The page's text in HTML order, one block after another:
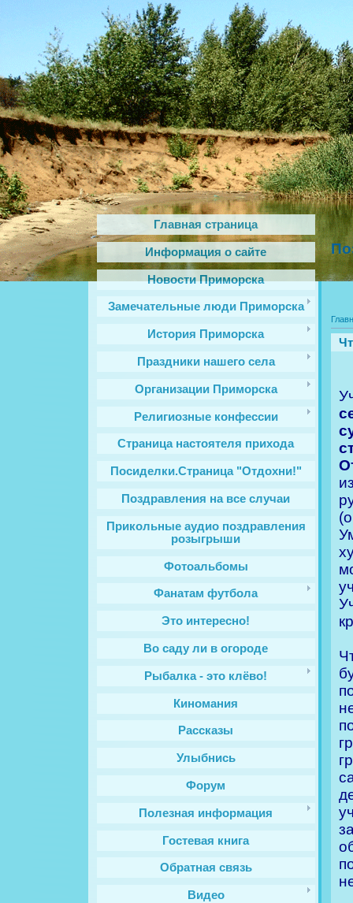
Главная страница
Информация о сайте
Новости Приморска
Замечательные люди Приморска
История Приморска
Праздники нашего села
Организации Приморска
Религиозные конфессии
Cтраница настоятеля прихода
Посиделки.Страница "Отдохни!"
Поздравления на все случаи
Прикольные аудио поздравления
розыгрыши
Фотоальбомы
Фанатам футбола
Это интересно!
Во саду ли в огороде
Рыбалка - это клёво!
Киномания
Рассказы
Улыбнись
Форум
Полезная информация
Гостевая книга
Обратная связь
Видео